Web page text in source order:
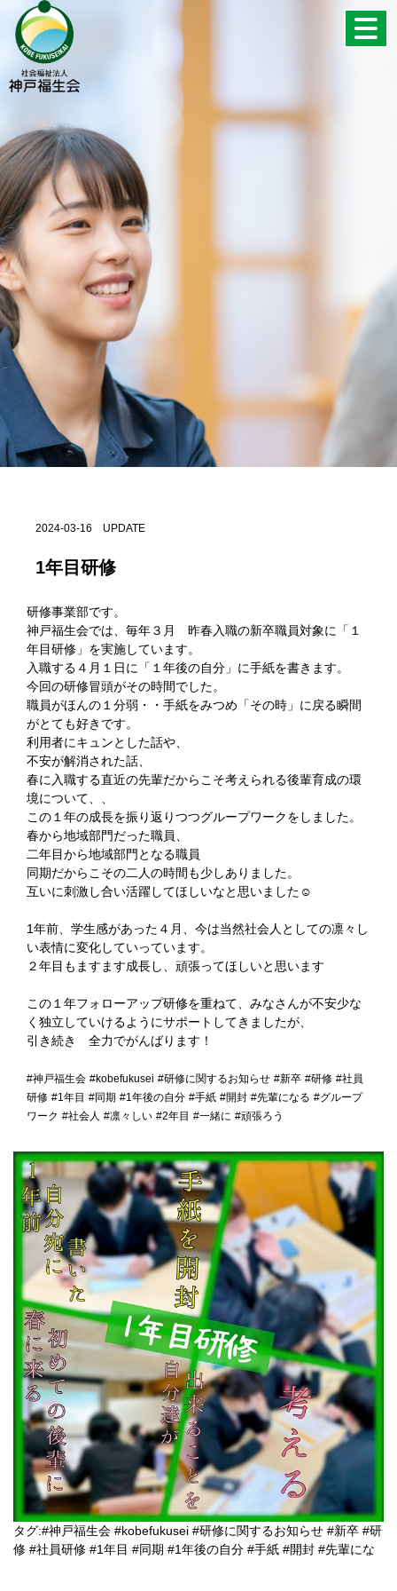
2024-03-16 UPDATE
1年目研修
研修事業部です。
神戸福生会では、毎年３月 昨春入職の新卒職員対象に「１
年目研修」を実施しています。
入職する４月１日に「１年後の自分」に手紙を書きます。
今回の研修冒頭がその時間でした。
職員がほんの１分弱・・手紙をみつめ「その時」に戻る瞬間
がとても好きです。
利用者にキュンとした話や、
不安が解消された話、
春に入職する直近の先輩だからこそ考えられる後輩育成の環
境について、、
この１年の成長を振り返りつつグループワークをしました。
春から地域部門だった職員、
二年目から地域部門となる職員
同期だからこその二人の時間も少しありました。
互いに刺激し合い活躍してほしいなと思いました☺️
1年前、学生感があった４月、今は当然社会人としての凛々し
い表情に変化していっています。
２年目もますます成長し、頑張ってほしいと思います
この１年フォローアップ研修を重ねて、みなさんが不安少な
く独立していけるようにサポートしてきましたが、
引き続き 全力でがんばります！
#神戸福生会 #kobefukusei #研修に関するお知らせ #新卒 #研修 #社員
研修 #1年目 #同期 #1年後の自分 #手紙 #開封 #先輩になる #グループ
ワーク #社会人 #凛々しい #2年目 #一緒に #頑張ろう
タグ:#神戸福生会 #kobefukusei #研修に関するお知らせ #新卒 #研
修 #社員研修 #1年目 #同期 #1年後の自分 #手紙 #開封 #先輩にな